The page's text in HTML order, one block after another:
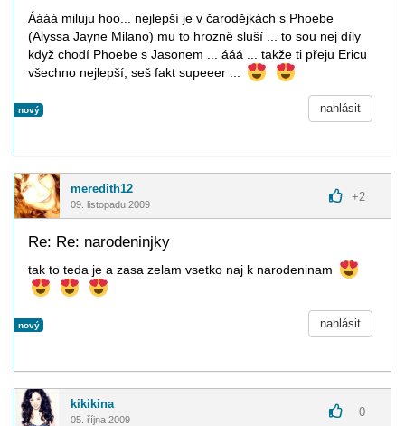
Áááá miluju hoo... nejlepší je v čarodějkách s Phoebe
(Alyssa Jayne Milano) mu to hrozně sluší ... to sou nej díly
když chodí Phoebe s Jasonem ... ááá ... takže ti přeju Ericu
všechno nejlepší, seš fakt supeeer ...
nový nahlásit
meredith12
09. listopadu 2009
+2
Re: Re: narodeninjky
tak to teda je a zasa zelam vsetko naj k narodeninam
nový nahlásit
kikikina
05. října 2009
0